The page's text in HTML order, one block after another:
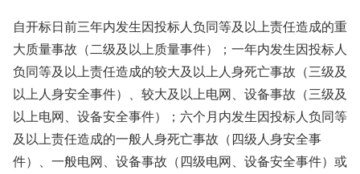
自开标日前三年内发生因投标人负同等及以上责任造成的重
大质量事故（二级及以上质量事件）；一年内发生因投标人
负同等及以上责任造成的较大及以上人身死亡事故（三级及
以上人身安全事件）、较大及以上电网、设备事故（三级及
以上电网、设备安全事件）；六个月内发生因投标人负同等
及以上责任造成的一般人身死亡事故（四级人身安全事
件）、一般电网、设备事故（四级电网、设备安全事件）或